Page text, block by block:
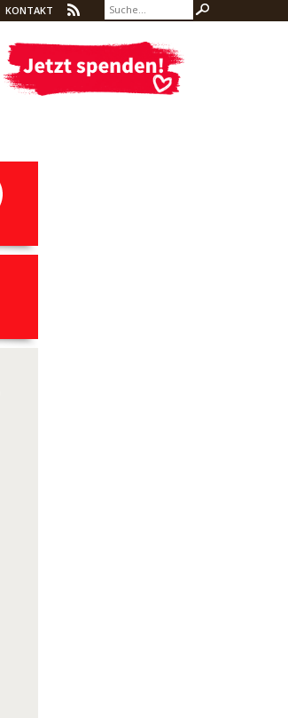
KONTAKT